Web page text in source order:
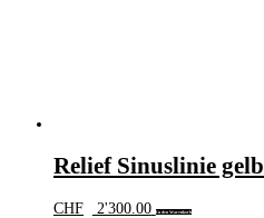
Relief Sinuslinie gelb
CHF 2'300.00 In den Warenkorb